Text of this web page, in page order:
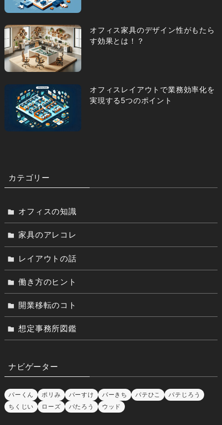
オフィス家具のデザイン性がもたら
す効果とは！？
オフィスレイアウトで業務効率化を
実現する5つのポイント
カテゴリー
オフィスの知識
家具のアレコレ
レイアウトの話
働き方のヒント
開業移転のコト
想定事務所図鑑
ナビゲーター
パーくん ポリみ パーすけ パーきち パテひこ
パテじろう
ちくじい
ローズ パたろう ウッド